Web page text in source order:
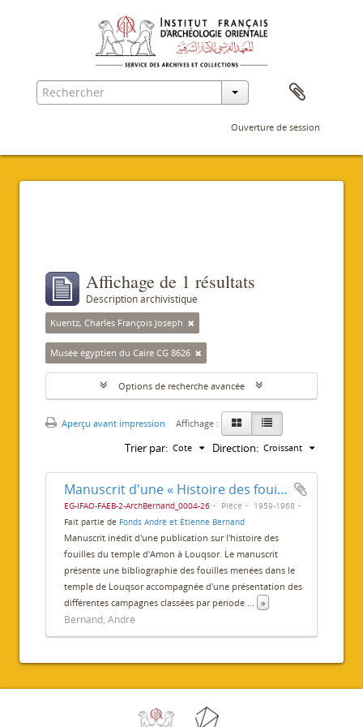
Ouverture de session
Affichage de 1 résultats
Description archivistique
Kuentz, Charles François Joseph
Musée égyptien du Caire CG 8626
Options de recherche avancée
Aperçu avant impression Affichage :
Trier par: Cote Direction: Croissant
Manuscrit d'une « Histoire des fouilles du temple de Louxor »
EG-IFAO-FAEB-2-ArchBernand_0004-26 Pièce
1959-1968
Fait partie de Fonds André et Étienne Bernand
Manuscrit inédit d'une publication sur l'histoire des
fouilles du temple d'Amon à Louqsor. Le manuscrit
présente une bibliographie des fouilles menées dans le
temple de Louqsor accompagnée d'une présentation des
différentes campagnes classées par période ... »
Bernand, André